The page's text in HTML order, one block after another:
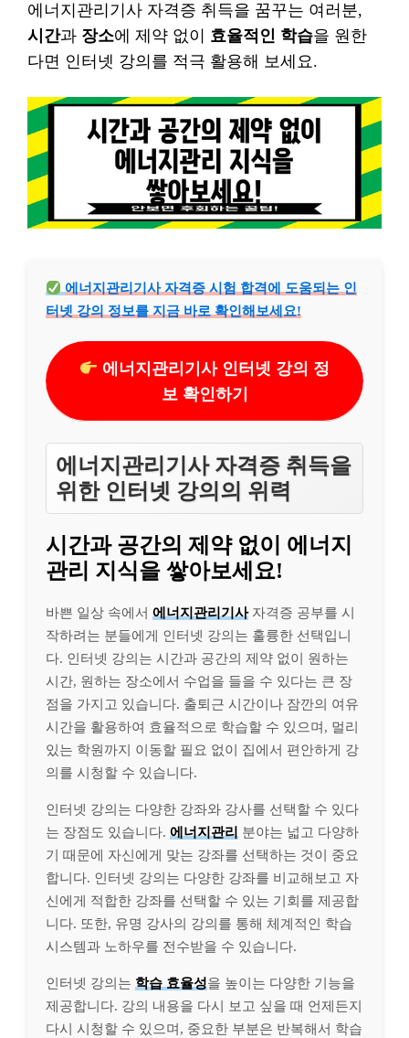
에너지관리기사 자격증 취득을 꿈꾸는 여러분,
시간과 장소에 제약 없이 효율적인 학습을 원한
다면 인터넷 강의를 적극 활용해 보세요.
에너지관리기사 자격증 시험 합격에 도움되는 인
터넷 강의 정보를 지금 바로 확인해보세요!
에너지관리기사 인터넷 강의 정
보 확인하기
에너지관리기사 자격증 취득을
위한 인터넷 강의의 위력
시간과 공간의 제약 없이 에너지
관리 지식을 쌓아보세요!
바쁜 일상 속에서 에너지관리기사자격증 공부를 시
작하려는 분들에게 인터넷 강의는 훌륭한 선택입니
다. 인터넷 강의는 시간과 공간의 제약 없이 원하는
시간, 원하는 장소에서 수업을 들을 수 있다는 큰 장
점을 가지고 있습니다. 출퇴근 시간이나 잠깐의 여유
시간을 활용하여 효율적으로 학습할 수 있으며, 멀리
있는 학원까지 이동할 필요 없이 집에서 편안하게 강
의를 시청할 수 있습니다.
인터넷 강의는 다양한 강좌와 강사를 선택할 수 있다
는 장점도 있습니다. 에너지관리 분야는 넓고 다양하
기 때문에 자신에게 맞는 강좌를 선택하는 것이 중요
합니다. 인터넷 강의는 다양한 강좌를 비교해보고 자
신에게 적합한 강좌를 선택할 수 있는 기회를 제공합
니다. 또한, 유명 강사의 강의를 통해 체계적인 학습
시스템과 노하우를 전수받을 수 있습니다.
인터넷 강의는 학습 효율성을 높이는 다양한 기능을
제공합니다. 강의 내용을 다시 보고 싶을 때 언제든지
다시 시청할 수 있으며, 중요한 부분은 반복해서 학습